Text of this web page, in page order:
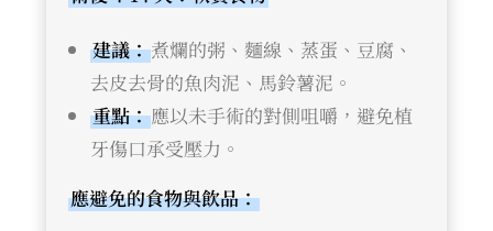
建議：煮爛的粥、麵線、蒸蛋、豆腐、
去皮去骨的魚肉泥、馬鈴薯泥。
重點：應以未手術的對側咀嚼，避免植
牙傷口承受壓力。
應避免的食物與飲品：